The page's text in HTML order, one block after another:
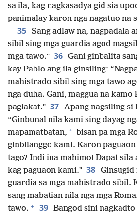
sa ila, kag nagkasadya gid sia
panimalay karon nga nagatuo na
35 Sang adlaw na, nagpadala
sibil sing mga guardia agod
mga tawo.” 36 Gani ginbalita
kay Pablo ang ila ginsiling:
mahistrado sibil sing mga tawo
nga duha. Gani, maggua na kamo
paglakat.” 37 Apang nagsiling si
“Ginbunal nila kami sing dayag
mapamatbatan, * bisan pa mga
ginbilanggo kami. Karon
tago? Indi ina mahimo! Dapat
kag paguaon kami.” 38 Ginsugid
guardia sa mga mahistrado sibil.
sang mabatian nila nga mga
tawo. + 39 Bangod sini nagkadto